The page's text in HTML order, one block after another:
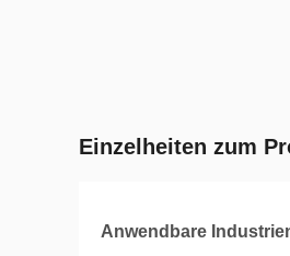
Einzelheiten zum
Anwendbare